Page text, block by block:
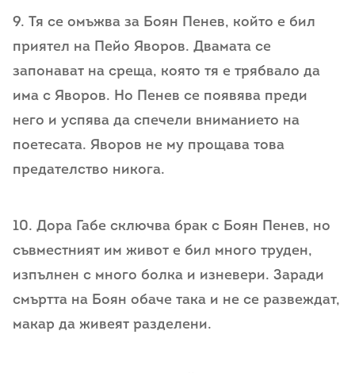
9. Тя се омъжва за Боян Пенев, който е бил
приятел на Пейо Яворов. Двамата се
запонават на среща, която тя е трябвало да
има с Яворов. Но Пенев се появява преди
него и успява да спечели вниманието на
поетесата. Яворов не му прощава това
предателство никога.
10. Дора Габе сключва брак с Боян Пенев, но
съвместният им живот е бил много труден,
изпълнен с много болка и изневери. Заради
смъртта на Боян обаче така и не се развеждат,
макар да живеят разделени.